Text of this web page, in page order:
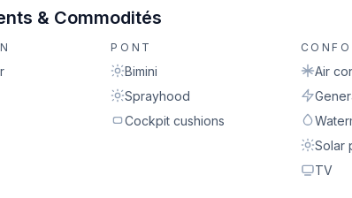
& Commodités
PONT
Bimini
Sprayhood
Cockpit cushions
Air
Solar
TV